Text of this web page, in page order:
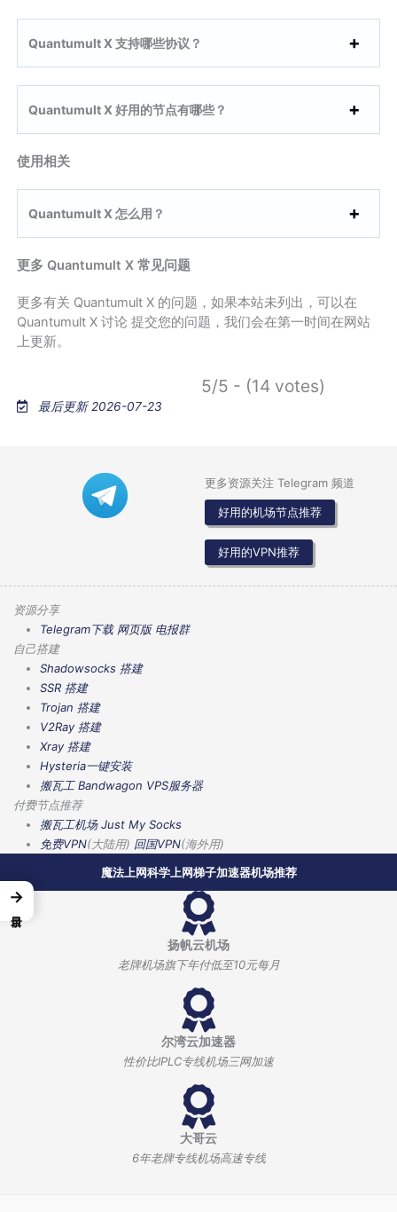
Quantumult X 支持哪些协议？
Quantumult X 好用的节点有哪些？
使用相关
Quantumult X 怎么用？
更多 Quantumult X 常见问题
更多有关 Quantumult X 的问题，如果本站未列出，可以在
Quantumult X 讨论 提交您的问题，我们会在第一时间在网站
上更新。
5/5 - (14 votes)
最后更新 2026-07-23
更多资源关注 Telegram 频道
好用的机场节点推荐
好用的VPN推荐
资源分享
Telegram下载 网页版 电报群
自己搭建
Shadowsocks 搭建
SSR 搭建
Trojan 搭建
V2Ray 搭建
Xray 搭建
Hysteria一键安装
搬瓦工 Bandwagon VPS服务器
付费节点推荐
搬瓦工机场 Just My Socks
免费VPN(大陆用) 回国VPN(海外用)
魔法上网科学上网梯子加速器机场推荐
扬帆云机场
老牌机场旗下年付低至10元每月
尔湾云加速器
性价比IPLC专线机场三网加速
大哥云
6年老牌专线机场高速专线
→